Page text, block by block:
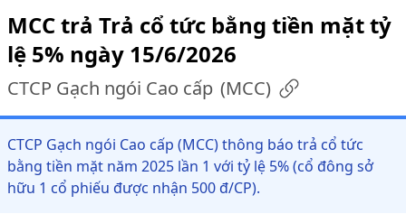
MCC trả Trả cổ tức bằng tiền mặt tỷ
lệ 5% ngày 15/6/2026
CTCP Gạch ngói Cao cấp (MCC)
CTCP Gạch ngói Cao cấp (MCC) thông báo trả cổ tức
bằng tiền mặt năm 2025 lần 1 với tỷ lệ 5% (cổ đông sở
hữu 1 cổ phiếu được nhận 500 đ/CP).